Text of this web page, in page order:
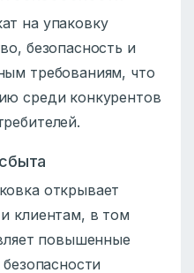
на упаковку
безопасность и
требованиям, что
среди конкурентов
открывает
клиентам, в том
повышенные